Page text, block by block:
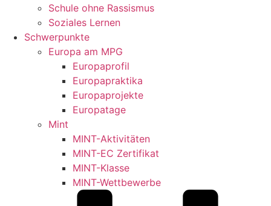
Schule ohne Rassismus
Soziales Lernen
Schwerpunkte
Europa am MPG
Europaprofil
Europapraktika
Europaprojekte
Europatage
Mint
MINT-Aktivitäten
MINT-EC Zertifikat
MINT-Klasse
MINT-Wettbewerbe